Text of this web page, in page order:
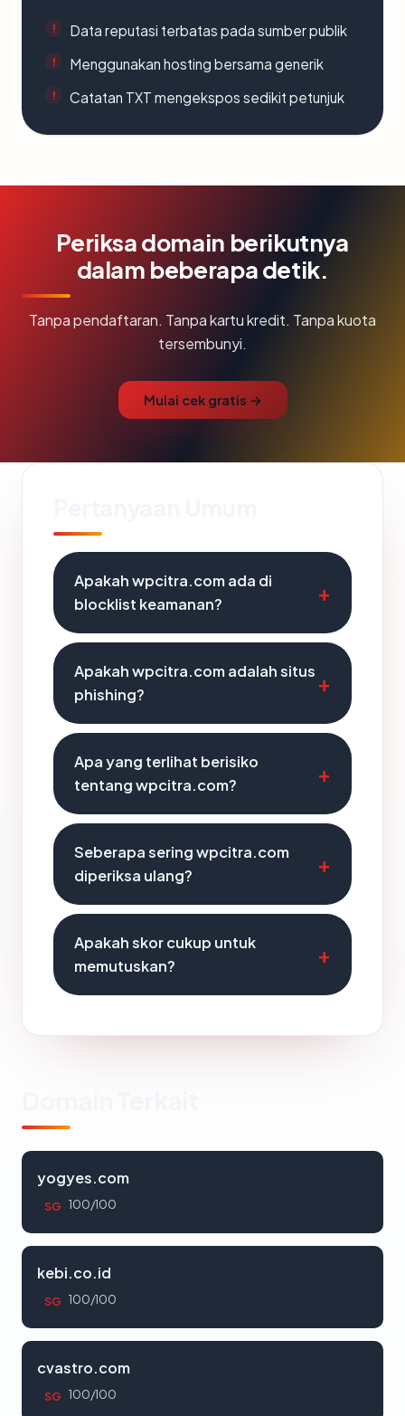
Data reputasi terbatas pada sumber publik
Menggunakan hosting bersama generik
Catatan TXT mengekspos sedikit petunjuk
Periksa domain berikutnya
dalam beberapa detik.
Tanpa pendaftaran. Tanpa kartu kredit. Tanpa kuota
tersembunyi.
Mulai cek gratis →
Apakah wpcitra.com ada di
blocklist keamanan?
Apakah wpcitra.com adalah situs
phishing?
Apa yang terlihat berisiko
tentang wpcitra.com?
Seberapa sering wpcitra.com
diperiksa ulang?
Apakah skor cukup untuk
memutuskan?
yogyes.com
SG 100/100
kebi.co.id
SG 100/100
cvastro.com
SG 100/100